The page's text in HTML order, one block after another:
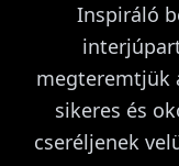
Inspiráló
megteremtjük
sikeres és
cseréljenek